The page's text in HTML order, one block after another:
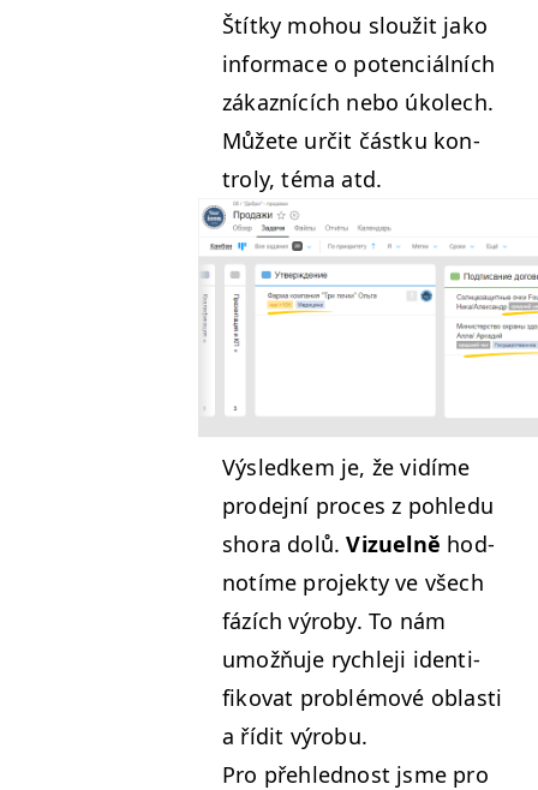
Štítky mohou sloužit jako
infor­ma­ce o poten­ciál­ních
zákaznících nebo úkolech.
Můžete určit částku kon­
troly, téma atd.
Výsled­kem je, že vidíme
prode­jní pro­ces z pohle­du
sho­ra dolů.Vizuel­ně hod­
notíme pro­jek­ty ve všech
fázích výro­by. To nám
umožňu­je rych­le­ji iden­ti­
fiko­vat prob­lé­mové oblasti
a řídit výrobu.
Pro přehled­nost jsme pro